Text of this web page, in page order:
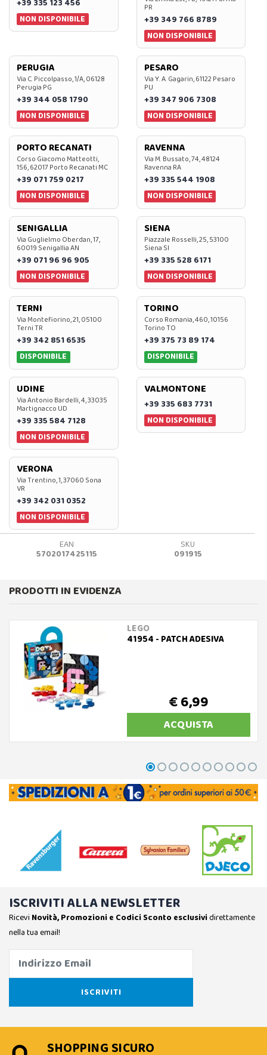
+39 335 123 456
NON DISPONIBILE
PR
+39 349 766 8789
NON DISPONIBILE
PERUGIA
Via C. Piccolpasso, 1/A, 06128
Perugia PG
+39 344 058 1790
NON DISPONIBILE
PESARO
Via Y. A. Gagarin, 61122 Pesaro
PU
+39 347 906 7308
NON DISPONIBILE
PORTO RECANATI
Corso Giacomo Matteotti,
156, 62017 Porto Recanati MC
+39 071 759 0217
NON DISPONIBILE
RAVENNA
Via M. Bussato, 74, 48124
Ravenna RA
+39 335 544 1908
NON DISPONIBILE
SENIGALLIA
Via Guglielmo Oberdan, 17,
60019 Senigallia AN
+39 071 96 96 905
NON DISPONIBILE
SIENA
Piazzale Rosselli, 25, 53100
Siena SI
+39 335 528 6171
NON DISPONIBILE
TERNI
Via Montefiorino, 21, 05100
Terni TR
+39 342 851 6535
DISPONIBILE
TORINO
Corso Romania, 460, 10156
Torino TO
+39 375 73 89 174
DISPONIBILE
UDINE
Via Antonio Bardelli, 4, 33035
Martignacco UD
+39 335 584 7128
NON DISPONIBILE
VALMONTONE
+39 335 683 7731
NON DISPONIBILE
VERONA
Via Trentino, 1, 37060 Sona
VR
+39 342 031 0352
NON DISPONIBILE
EAN
5702017425115
SKU
091915
PRODOTTI IN EVIDENZA
LEGO
41954 - PATCH ADESIVA
€ 6,99
ACQUISTA
ISCRIVITI ALLA NEWSLETTER
Ricevi Novità, Promozioni e Codici Sconto esclusividirettamente
nella tua email!
SHOPPING SICURO